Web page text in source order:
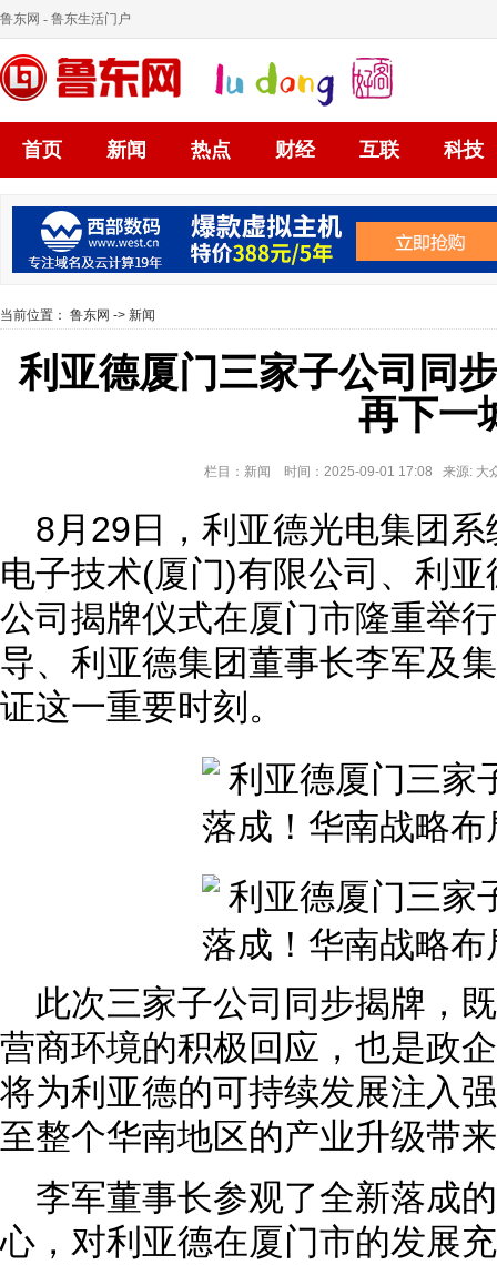
鲁东网 - 鲁东生活门户
首页 新闻 热点 财经 互联 科技
当前位置： 鲁东网 -> 新闻
利亚德厦门三家子公司同
再下一
栏目：新闻 时间：2025-09-01 17:08 来源: 大
8月29日，利亚德光电集团
电子技术(厦门)有限公司、利
公司揭牌仪式在厦门市隆重举
导、利亚德集团董事长李军及
证这一重要时刻。
此次三家子公司同步揭牌，
营商环境的积极回应，也是政
将为利亚德的可持续发展注入
至整个华南地区的产业升级带
李军董事长参观了全新落成
心，对利亚德在厦门市的发展